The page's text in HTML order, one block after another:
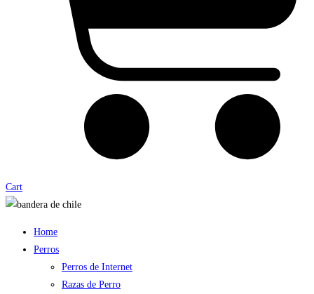
Cart
Home
Perros
Perros de Internet
Razas de Perro